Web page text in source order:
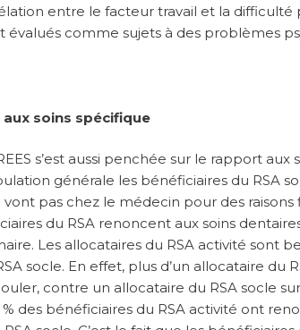
entre le facteur travail et la difficulté
évalués comme sujets à des problèmes
soins spécifique
s’est aussi penchée sur le rapport
générale les bénéficiaires du RSA
pas chez le médecin pour des
du RSA renoncent aux soins
Les allocataires du RSA activité sont
socle. En effet, plus d’un allocataire du
contre un allocataire du RSA socle
des bénéficiaires du RSA activité ont